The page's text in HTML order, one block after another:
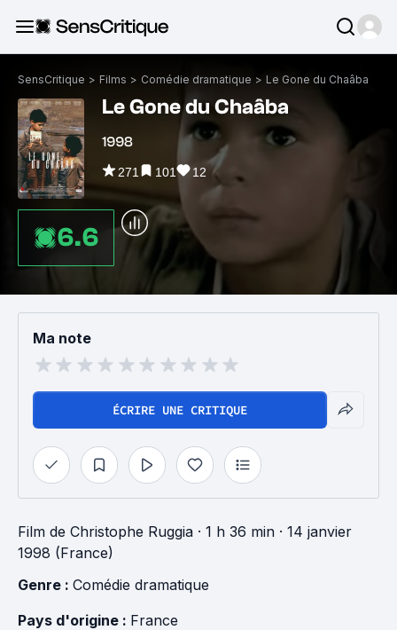
SensCritique > Films > Comédie dramatique > Le Gone du Chaâba
Le Gone du Chaâba
1998
271 101 12
6.6
Ma note
ÉCRIRE UNE CRITIQUE
Film de Christophe Ruggia · 1 h 36 min · 14 janvier
1998 (France)
Genre : Comédie dramatique
Pays d'origine : France